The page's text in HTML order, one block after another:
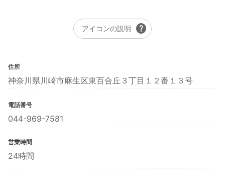
アイコンの説明 help
住所
神奈川県川崎市麻生区東百合丘３丁目１２番１３号
電話番号
044-969-7581
営業時間
24時間